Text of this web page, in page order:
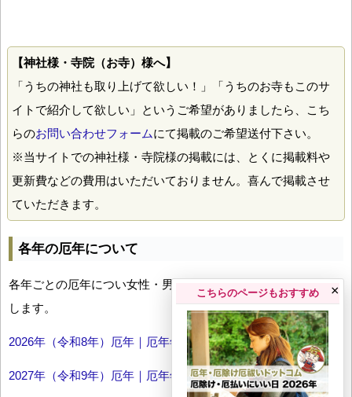
【神社様・寺院（お寺）様へ】
「うちの神社も取り上げて欲しい！」「うちのお寺もこのサ
イトで紹介して欲しい」というご希望がありましたら、こち
らのお問い合わせフォームにて掲載のご希望送付下さい。
※当サイトでの神社様・寺院様の掲載には、とくに掲載料や
更新費などの費用はいただいておりません。喜んで掲載させ
ていただきます。
各年の厄年について
各年ごとの厄年につい女性・男性の年齢早見表とともにお伝え
します。
2026年（令和8年）厄年｜厄年年齢早見表
2027年（令和9年）厄年｜厄年年齢早見表
こちらのページもおすすめ ×